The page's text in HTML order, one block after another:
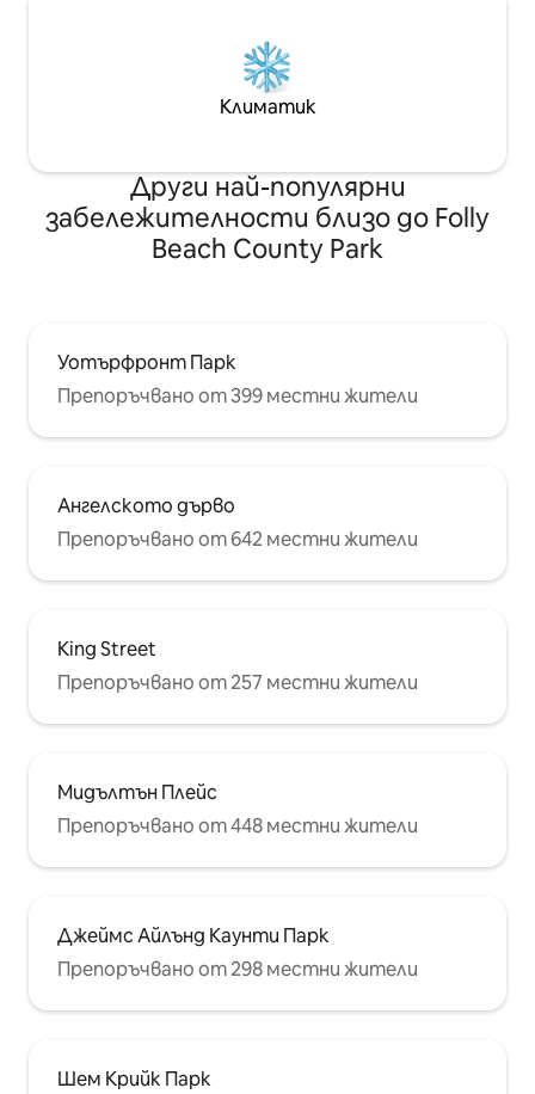
Климатик
Други най-популярни
забележителности близо до Folly
Beach County Park
Уотърфронт Парк
Препоръчвано от 399 местни жители
Ангелското дърво
Препоръчвано от 642 местни жители
King Street
Препоръчвано от 257 местни жители
Мидълтън Плейс
Препоръчвано от 448 местни жители
Джеймс Айлънд Каунти Парк
Препоръчвано от 298 местни жители
Шем Крийк Парк